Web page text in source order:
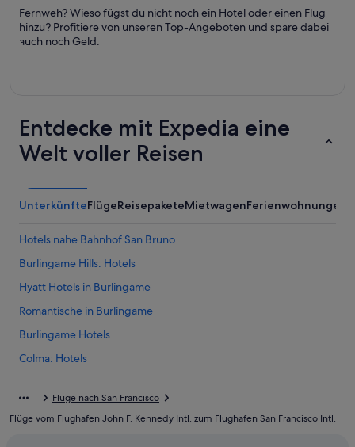
Fernweh? Wieso fügst du nicht noch ein Hotel oder einen Flug
hinzu? Profitiere von unseren Top-Angeboten und spare dabei
auch noch Geld.
Entdecke mit Expedia eine
Welt voller Reisen
UnterkünfteFlügeReisepaketeMietwagenFerienwohnungen
Hotels nahe Bahnhof San Bruno
Burlingame Hills: Hotels
Hyatt Hotels in Burlingame
Romantische in Burlingame
Burlingame Hotels
Colma: Hotels
Easton Addition: Hotels
Flüge nach San Francisco
Flüge vom Flughafen John F. Kennedy Intl. zum Flughafen San Francisco Intl.